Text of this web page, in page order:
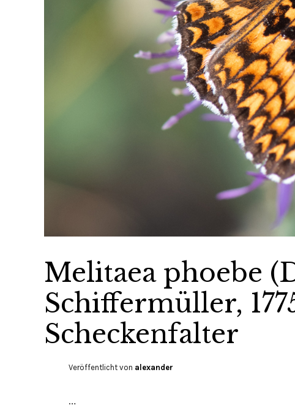
Melitaea phoebe
Schiffermüller,
Scheckenfalter
Veröffentlicht von alexander
…